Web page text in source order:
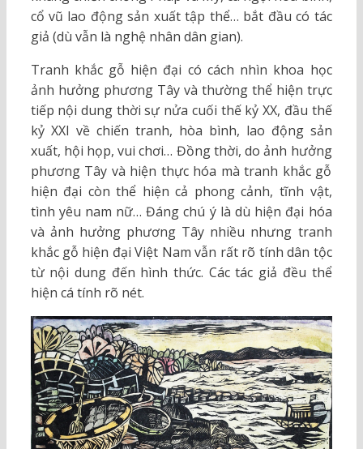
cổ vũ lao động sản xuất tập thể… bắt đầu có tác
giả (dù vẫn là nghệ nhân dân gian).
Tranh khắc gỗ hiện đại có cách nhìn khoa học
ảnh hưởng phương Tây và thường thể hiện trực
tiếp nội dung thời sự nửa cuối thế kỷ XX, đầu thế
kỷ XXI về chiến tranh, hòa bình, lao động sản
xuất, hội họp, vui chơi… Đồng thời, do ảnh hưởng
phương Tây và hiện thực hóa mà tranh khắc gỗ
hiện đại còn thể hiện cả phong cảnh, tĩnh vật,
tình yêu nam nữ… Đáng chú ý là dù hiện đại hóa
và ảnh hưởng phương Tây nhiều nhưng tranh
khắc gỗ hiện đại Việt Nam vẫn rất rõ tính dân tộc
từ nội dung đến hình thức. Các tác giả đều thể
hiện cá tính rõ nét.